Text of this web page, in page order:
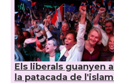
Els liberals guanyen
la patacada de